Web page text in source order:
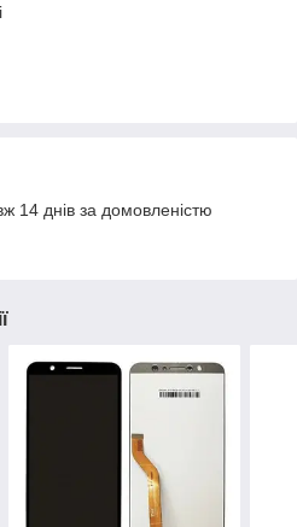
14 днів за домовленістю